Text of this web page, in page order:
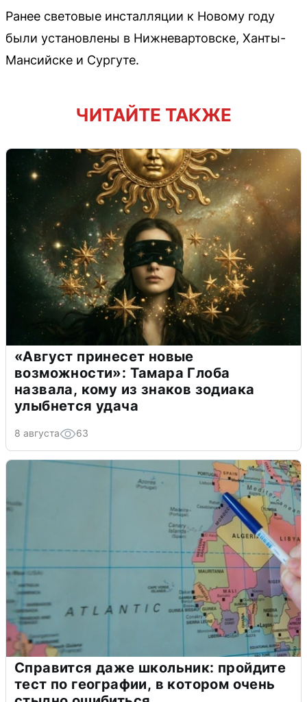
Ранее световые инсталляции к Новому году
были установлены в Нижневартовске, Ханты-
Мансийске и Сургуте.
ЧИТАЙТЕ ТАКЖЕ
«Август принесет новые
возможности»: Тамара Глоба
назвала, кому из знаков зодиака
улыбнется удача
8 августа 63
Справится даже школьник: пройдите
тест по географии, в котором очень